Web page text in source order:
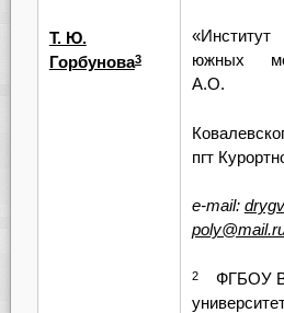
Т. Ю.
Горбунова3
южных
А.О.
пгт
e-mail:
2ФГБОУ